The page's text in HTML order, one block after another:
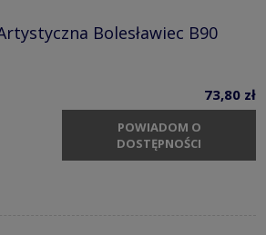
Bolesławiec B90
73,80 zł
POWIADOM O
DOSTĘPNOŚCI